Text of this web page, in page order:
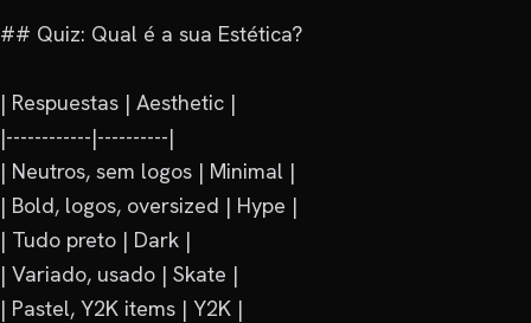
## Quiz: Qual é a sua Estética?
| Respuestas | Aesthetic |
|------------|----------|
| Neutros, sem logos | Minimal |
| Bold, logos, oversized | Hype |
| Tudo preto | Dark |
| Variado, usado | Skate |
| Pastel, Y2K items | Y2K |